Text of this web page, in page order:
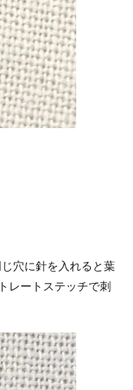
穴に針を入れると葉
レートステッチで刺